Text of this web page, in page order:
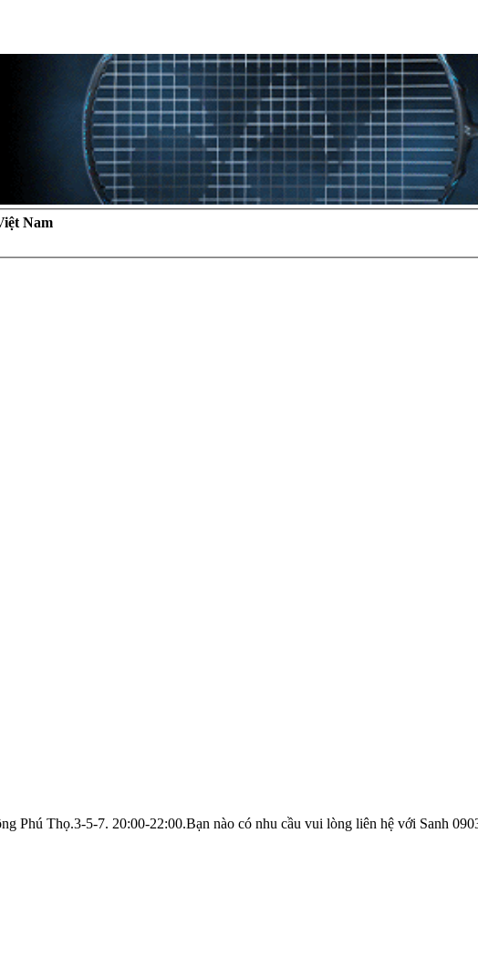
Nam
Phú Thọ.3-5-7. 20:00-22:00.Bạn nào có nhu cầu vui lòng liên hệ với Sanh